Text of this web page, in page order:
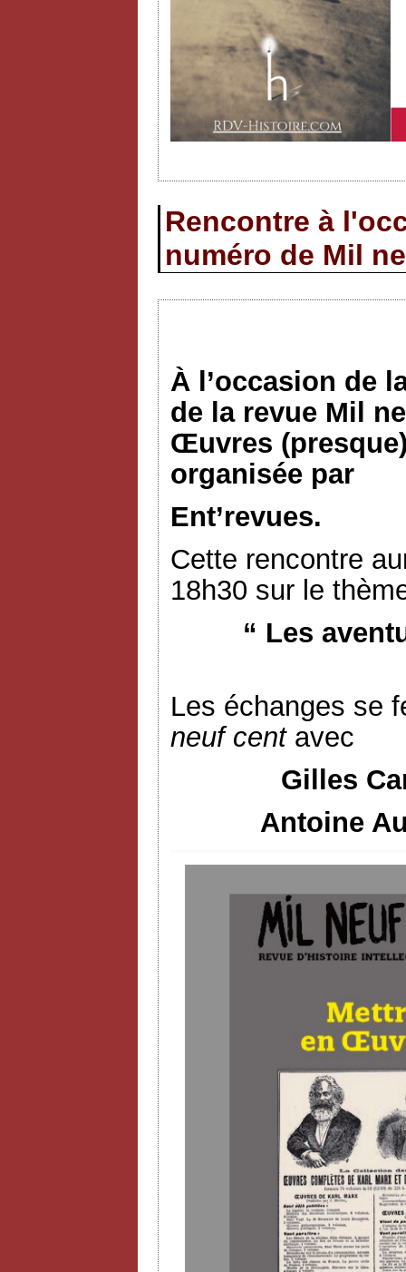
Rencontre à
numéro de Mil
À l’occasion de
de la revue Mil
Œuvres
organisée par
Ent’revues.
Cette rencontre
18h30 sur le
“ Les
Les échanges se
neuf centavec
Gilles
Antoine